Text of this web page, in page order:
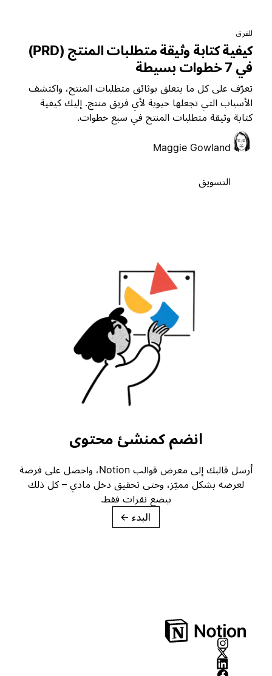
كيفية كتابة وثيقة متطلبات المنتج (PRD)
على كل ما يتعلق بوثائق متطلبات المنتج، واكتشف
التي تجعلها حيوية لأي فريق منتج. إليك كيفية
وثيقة متطلبات المنتج في سبع خطوات.
Maggie Gowland
التسويق
انضم كمنشئ محتوى
أرسل قالبك إلى معرض قوالب Notion، واحصل على فرصة
لعرضه بشكل مميّز، وحتى تحقيق دخل مادي – كل ذلك
ببضع نقرات فقط.
→